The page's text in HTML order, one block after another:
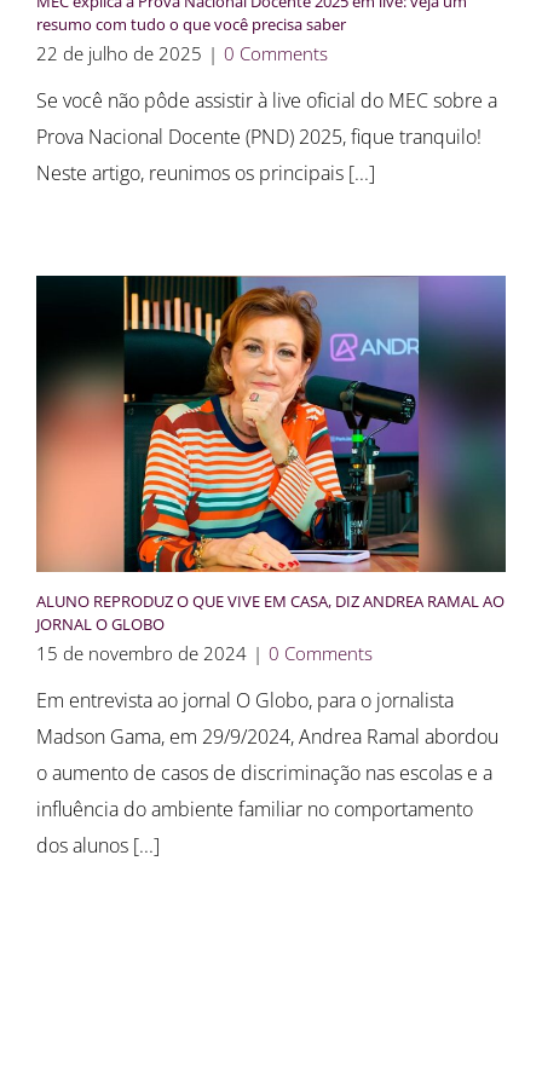
resumo com tudo o que você precisa saber
22 de julho de 2025 | 0 Comments
Se você não pôde assistir à live oficial do MEC sobre a
Prova Nacional Docente (PND) 2025, fique tranquilo!
Neste artigo, reunimos os principais [...]
ALUNO REPRODUZ O QUE VIVE EM CASA, DIZ ANDREA RAMAL AO
JORNAL O GLOBO
15 de novembro de 2024 | 0 Comments
Em entrevista ao jornal O Globo, para o jornalista
Madson Gama, em 29/9/2024, Andrea Ramal abordou
o aumento de casos de discriminação nas escolas e a
influência do ambiente familiar no comportamento
dos alunos [...]